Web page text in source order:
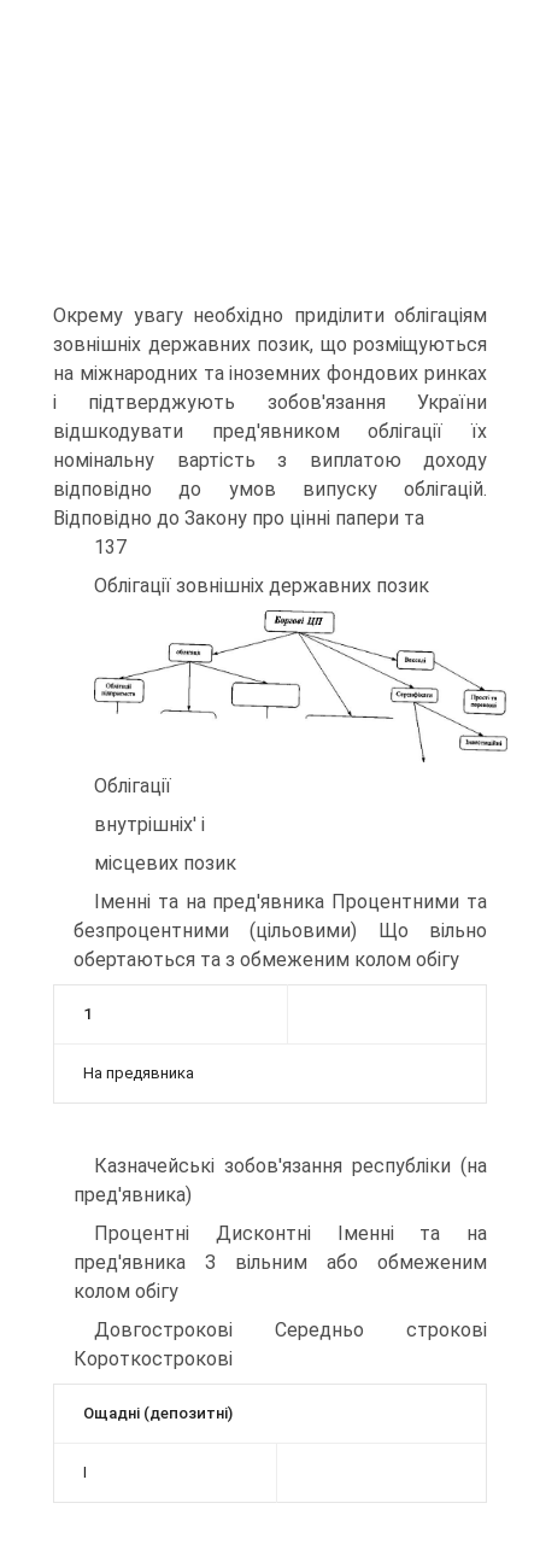
Окрему увагу необхідно приділити облігаціям
зовнішніх державних позик, що розміщуються
на міжна­родних та іноземних фондових ринках
і підтверджують зобов'язання України
відшкодувати пред'явником облігації їх
номінальну вартість з виплатою доходу
відповідно до умов випуску облігацій.
Відповідно до Закону про цінні папери та
137
Облігації зовнішніх державних позик
Облігації
внутрішніх' і
місцевих позик
Іменні та на пред'явника Процентними та
безпроцентними (цільовими) Що вільно
обертаються та з обмеженим колом обігу
1
На предявника
Казначейські зобов'язання республіки (на
пред'явника)
Процентні Дисконтні Іменні та на
пред'явника З вільним або обмеженим
колом обігу
Довгострокові Середньо строкові
Короткострокові
Ощадні (депозитні)
І